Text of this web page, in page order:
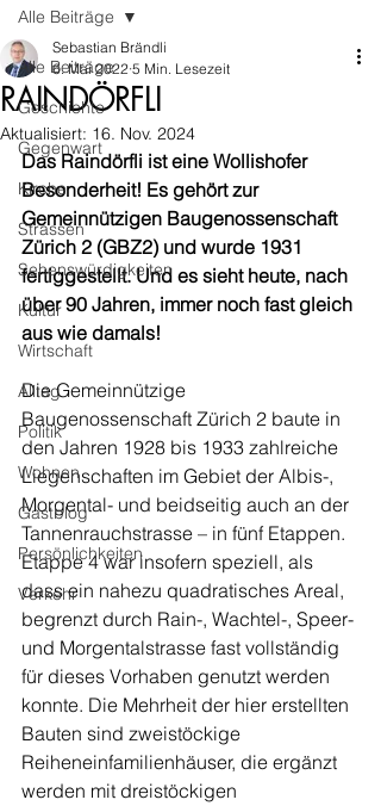
Alle Beiträge
Geschichte
Gegenwart
Kirche
Strassen
Sehenswürdigkeiten
Kultur
Wirtschaft
Alltag
Politik
Wohnen
Gastblog
Persönlichkeiten
Verkehr
Alle Beiträge
RAINDÖRFLI
Sebastian Brändli
6. Mai 2022 5 Min. Lesezeit
Aktualisiert: 16. Nov. 2024
Das Raindörfli ist eine Wollishofer
Besonderheit! Es gehört zur
Gemeinnützigen Baugenossenschaft
Zürich 2 (GBZ2) und wurde 1931
fertiggestellt. Und es sieht heute, nach
über 90 Jahren, immer noch fast gleich
aus wie damals!
Die Gemeinnützige
Baugenossenschaft Zürich 2 baute in
den Jahren 1928 bis 1933 zahlreiche
Liegenschaften im Gebiet der Albis-,
Morgental- und beidseitig auch an der
Tannenrauchstrasse – in fünf Etappen.
Etappe 4 war insofern speziell, als
dass ein nahezu quadratisches Areal,
begrenzt durch Rain-, Wachtel-, Speer-
und Morgentalstrasse fast vollständig
für dieses Vorhaben genutzt werden
konnte. Die Mehrheit der hier erstellten
Bauten sind zweistöckige
Reiheneinfamilienhäuser, die ergänzt
werden mit dreistöckigen